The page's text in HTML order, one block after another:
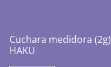
Cuchara medidora (2g)
HAKU